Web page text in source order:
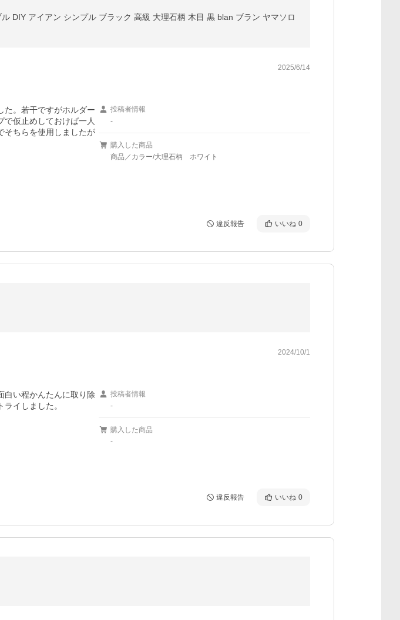
DIY アイアン シンプル ブラック 高級 大理石柄 木目 黒 blan ブラン ヤマソロ
2025/6/14
た。若干ですがホルダー
仮止めしておけば一人
そちらを使用しましたが
投稿者情報
-
購入した商品
商品／カラー/大理石柄 ホワイト
違反報告 いいね 0
2024/10/1
白い程かんたんに取り除
イしました。
投稿者情報
-
購入した商品
-
違反報告 いいね 0